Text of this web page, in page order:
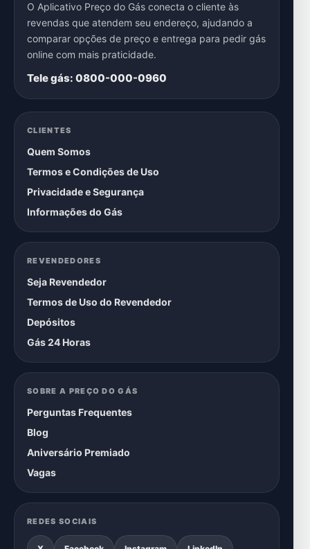
O Aplicativo Preço do Gás conecta o cliente às
revendas que atendem seu endereço, ajudando a
comparar opções de preço e entrega para pedir gás
online com mais praticidade.
Tele gás: 0800-000-0960
CLIENTES
Quem Somos
Termos e Condições de Uso
Privacidade e Segurança
Informações do Gás
REVENDEDORES
Seja Revendedor
Termos de Uso do Revendedor
Depósitos
Gás 24 Horas
SOBRE A PREÇO DO GÁS
Perguntas Frequentes
Blog
Aniversário Premiado
Vagas
REDES SOCIAIS